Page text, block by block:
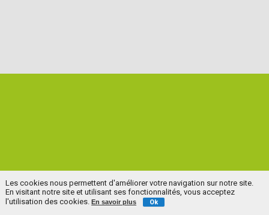
Les cookies nous permettent d'améliorer votre navigation sur notre site.
En visitant notre site et utilisant ses fonctionnalités, vous acceptez
l'utilisation des cookies.En savoir plus Ok